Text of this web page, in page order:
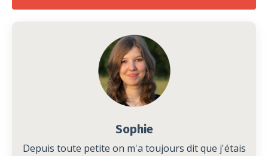
Sophie
Depuis toute petite on m'a toujours dit que j'étais